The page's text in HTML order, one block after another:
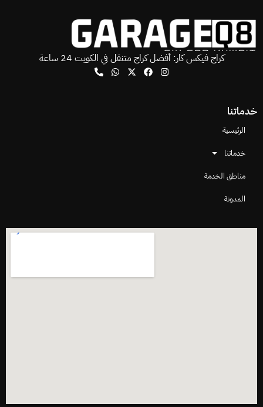
كراج فيكس كار: أفضل كراج متنقل في الكويت 24 ساعة
خدماتنا
الرئيسية
خدماتنا
مناطق الخدمة
المدونة